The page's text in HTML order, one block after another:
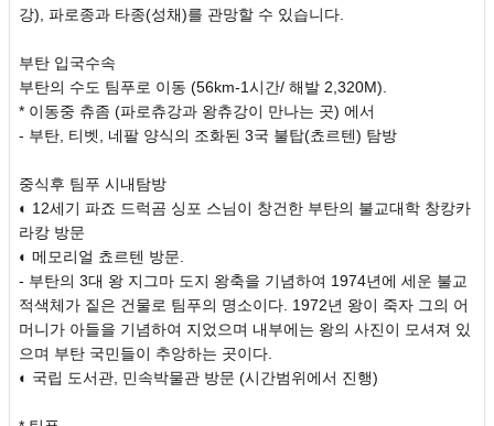
강), 파로종과 타종(성채)를 관망할 수 있습니다.
부탄 입국수속
부탄의 수도 팀푸로 이동 (56km-1시간/ 해발 2,320M).
* 이동중 츄좀 (파로츄강과 왕츄강이 만나는 곳) 에서
- 부탄, 티벳, 네팔 양식의 조화된 3국 불탑(쵸르텐) 탐방
중식후 팀푸 시내탐방
◐ 12세기 파죠 드럭곰 싱포 스님이 창건한 부탄의 불교대학 창캉카
라캉 방문
◐ 메모리얼 쵸르텐 방문.
- 부탄의 3대 왕 지그마 도지 왕축을 기념하여 1974년에 세운 불교
적색체가 짙은 건물로 팀푸의 명소이다. 1972년 왕이 죽자 그의 어
머니가 아들을 기념하여 지었으며 내부에는 왕의 사진이 모셔져 있
으며 부탄 국민들이 추앙하는 곳이다.
◐ 국립 도서관, 민속박물관 방문 (시간범위에서 진행)